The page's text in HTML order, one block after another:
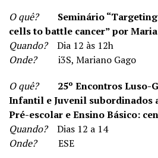
O quê?
Seminário
cells to battle cancer” por
Quando?Dia 12 às 12h
Onde?i3S, Mariano Gago
O quê?
25º Encontros Luso-
Infantil e Juvenil subordinados
Pré-escolar e Ensino Básico:
Quando?Dias 12 a 14
Onde?ESE